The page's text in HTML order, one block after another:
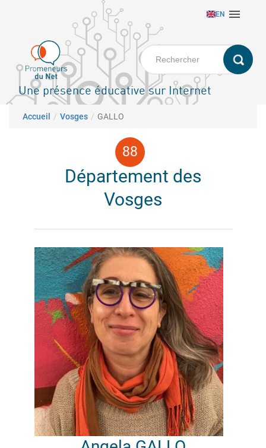
principal
EN 
Une présence éducative sur Internet
Fil d'Ariane
Accueil Vosges GALLO
Département des
Vosges